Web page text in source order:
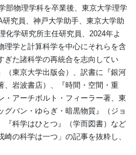
部物理学科を卒業後、東京大学理学
究員、神戸大学助手、東京大学助
化学研究所主任研究員、2024年よ
理学と計算科学を中心にそれらを含
ぎた諸科学の再統合を志向してい
（東京大学出版会）、訳書に『銀河
、岩波書店）、『時間・空間・重
アーチボルト・フィーラー著、東
バン・ゆらぎ・暗黒物質』（ジョ
『科学はひとつ』（学而図書）など
の科学は一つ」の記事を抜粋し、